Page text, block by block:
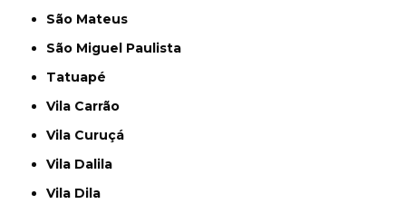
São Mateus
São Miguel Paulista
Tatuapé
Vila Carrão
Vila Curuçá
Vila Dalila
Vila Dila